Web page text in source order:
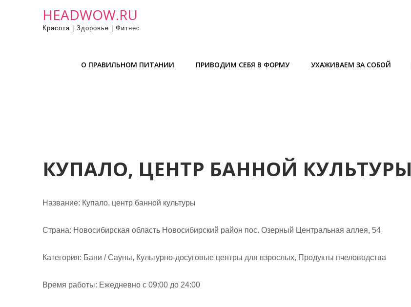
HEADWOW.RU
Красота | Здоровье | Фитнес
О ПРАВИЛЬНОМ ПИТАНИИ ПРИВОДИМ СЕБЯ В ФОРМУ УХАЖИВАЕМ ЗА СОБОЙ
КУПАЛО, ЦЕНТР БАННОЙ КУЛЬТУРЫ
Название: Купало, центр банной культуры
Страна: Новосибирская область Новосибирский район пос. Озерный Центральная аллея, 54
Категория: Бани / Сауны, Культурно-досуговые центры для взрослых, Продукты пчеловодства
Время работы: Ежедневно с 09:00 до 24:00